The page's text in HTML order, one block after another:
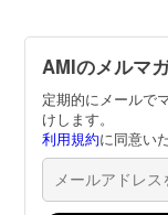
AMIのメルマ
定期的にメールで
けします。
利用規約に同意い